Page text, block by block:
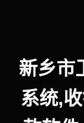
新乡市
系统,